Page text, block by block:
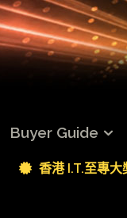
Buyer Guide
香港 I.T.至專大